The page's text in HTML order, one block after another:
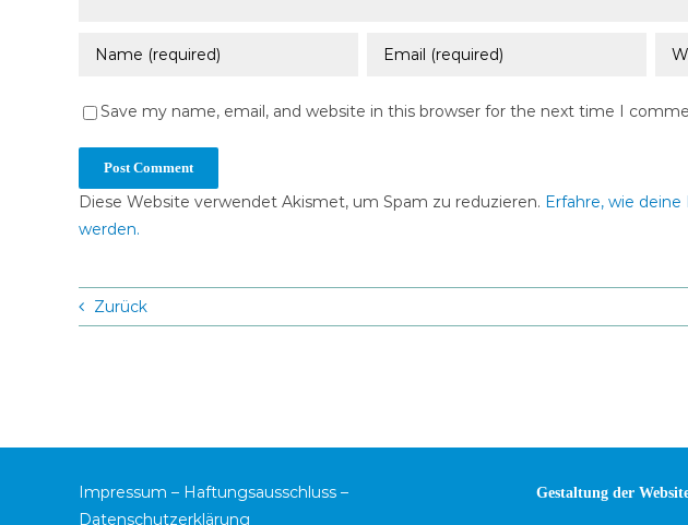
Save my name, email, and website in this browser for the next time I
Diese Website verwendet Akismet, um Spam zu reduzieren. Erfahre, wie
werden.
Zurück
Impressum – Haftungsausschluss –
Datenschutzerklärung
Gestaltung der